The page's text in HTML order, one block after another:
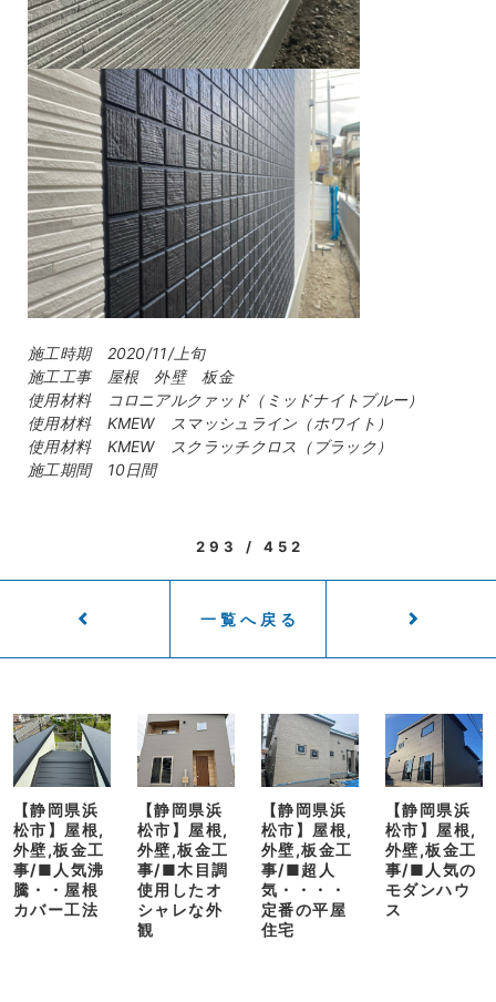
施工時期 2020/11/上旬
施工工事 屋根 外壁 板金
使用材料 コロニアルクァッド（ミッドナイトブルー）
使用材料 KMEW スマッシュライン（ホワイト）
使用材料 KMEW スクラッチクロス（ブラック）
施工期間 10日間
293 / 452
一覧へ戻る
【静岡県浜
松市】屋根,
外壁,板金工
事/■人気沸
騰・・屋根
カバー工法
【静岡県浜
松市】屋根,
外壁,板金工
事/■木目調
使用したオ
シャレな外
観
【静岡県浜
松市】屋根,
外壁,板金工
事/■超人
気・・・・
定番の平屋
住宅
【静岡県浜
松市】屋根,
外壁,板金工
事/■人気の
モダンハウ
ス